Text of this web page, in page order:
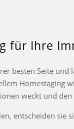
für Ihre
besten Seite und
Homestaging
weckt und
entscheiden sie